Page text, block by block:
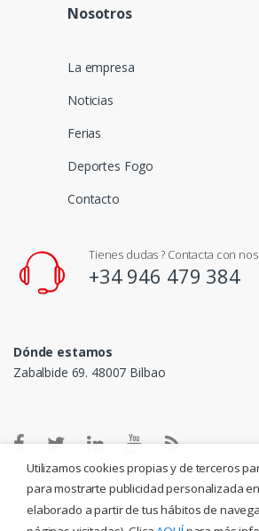
Nosotros
La empresa
Noticias
Ferias
Deportes Fogo
Contacto
Tienes dudas ? Contacta con
+34 946 479 384
Dónde estamos
Zabalbide 69. 48007 Bilbao
Utilizamos cookies propias y de terceros
para mostrarte publicidad personalizada
elaborado a partir de tus hábitos de